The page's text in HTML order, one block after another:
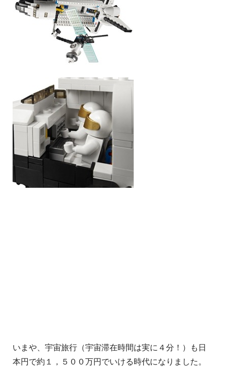
いまや、宇宙旅行（宇宙滞在時間は実に４分！）も日
本円で約１，５００万円でいける時代になりました。